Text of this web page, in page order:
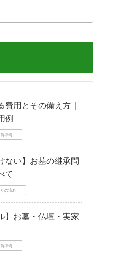
用とその備え方｜
例
準備
ない】お墓の継承問
て
の流れ
】お墓・仏壇・実家
準備